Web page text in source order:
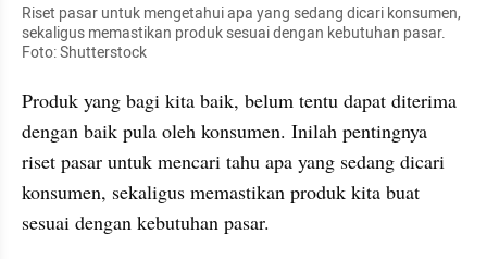
Riset pasar untuk mengetahui apa yang sedang dicari konsumen,
sekaligus memastikan produk sesuai dengan kebutuhan pasar.
Foto: Shutterstock
Produk yang bagi kita baik, belum tentu dapat diterima
dengan baik pula oleh konsumen. Inilah pentingnya
riset pasar untuk mencari tahu apa yang sedang dicari
konsumen, sekaligus memastikan produk kita buat
sesuai dengan kebutuhan pasar.